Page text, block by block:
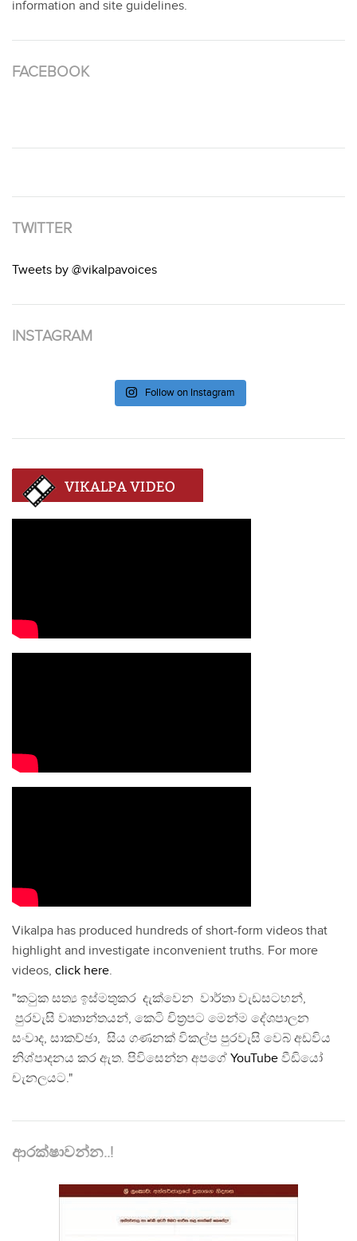
information and site guidelines.
FACEBOOK
TWITTER
Tweets by @vikalpavoices
INSTAGRAM
Follow on Instagram
Vikalpa has produced hundreds of short-form videos that
highlight and investigate inconvenient truths. For more
videos, click here.
"කටුක සත්‍ය ඉස්මතුකර දැක්වෙන වාර්තා වැඩසටහන්,
පුරවැසි වෘතාන්තයන්, කෙටි චිත්‍රපට මෙන්ම දේශපාලන
සංවාද, සාකච්ඡා, සිය ගණනක් විකල්ප පුරවැසි වෙබ් අඩවිය
නිශ්පාදනය කර ඇත. පිවිසෙන්න අපගේ YouTube වීඩියෝ
චැනලයට."
ආරක්ෂාවන්න..!